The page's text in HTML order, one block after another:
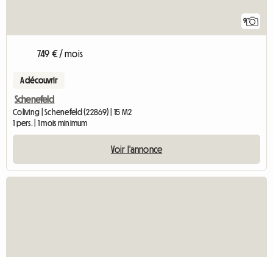
9
749 € / mois
A découvrir
Schenefeld
Coliving | Schenefeld (22869) | 15 M2
1 pers. | 1 mois minimum
Voir l'annonce